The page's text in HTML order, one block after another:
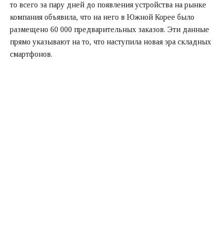
то всего за пару дней до появления устройства на рынке
компания объявила, что на него в Южной Корее было
размещено 60 000 предварительных заказов. Эти данные
прямо указывают на то, что наступила новая эра складных
смартфонов.